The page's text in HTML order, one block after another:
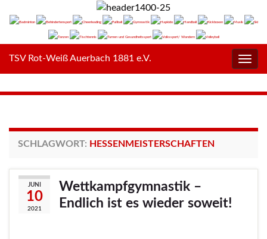
TSV Rot-Weiß Auerbach 1881 e.V.
SCHLAGWORT: HESSENMEISTERSCHAFTEN
JUNI
10
2021
Wettkampfgymnastik –
Endlich ist es wieder soweit!